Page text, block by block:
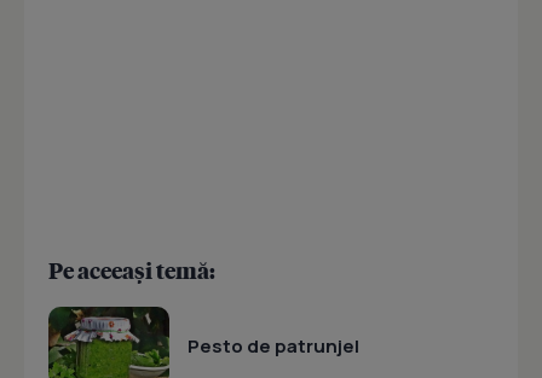
Pe aceeași temă:
Pesto de patrunjel